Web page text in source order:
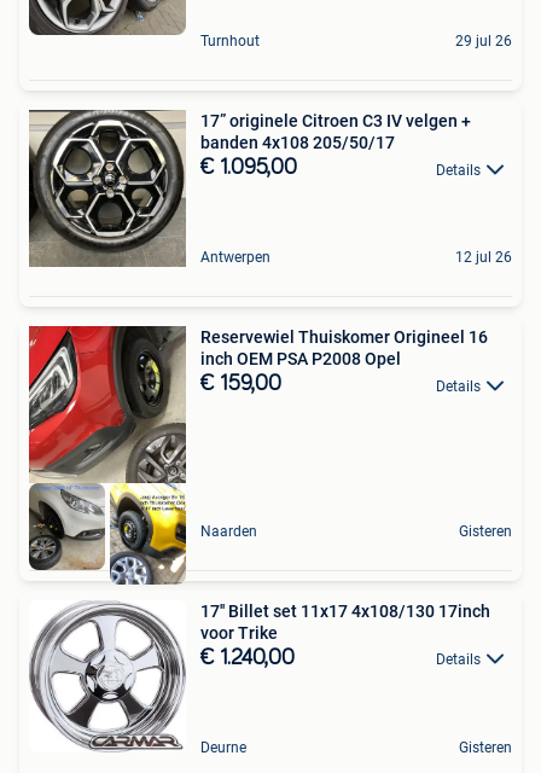
Turnhout 29 jul 26
17” originele Citroen C3 IV velgen +
banden 4x108 205/50/17
€ 1.095,00 Details
Antwerpen 12 jul 26
Reservewiel Thuiskomer Origineel 16
inch OEM PSA P2008 Opel
€ 159,00 Details
Naarden Gisteren
17'' Billet set 11x17 4x108/130 17inch
voor Trike
€ 1.240,00 Details
Deurne Gisteren